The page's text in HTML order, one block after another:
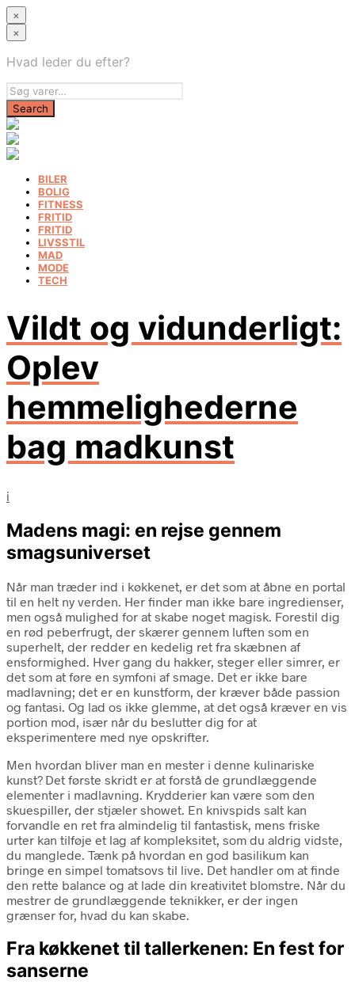
×
×
Hvad leder du efter?
BILER
BOLIG
FITNESS
FRITID
FRITID
LIVSSTIL
MAD
MODE
TECH
Vildt og vidunderligt:
Oplev
hemmelighederne
bag madkunst
i
Madens magi: en rejse gennem
smagsuniverset
Når man træder ind i køkkenet, er det som at åbne en portal
til en helt ny verden. Her finder man ikke bare ingredienser,
men også mulighed for at skabe noget magisk. Forestil dig
en rød peberfrugt, der skærer gennem luften som en
superhelt, der redder en kedelig ret fra skæbnen af
ensformighed. Hver gang du hakker, steger eller simrer, er
det som at føre en symfoni af smage. Det er ikke bare
madlavning; det er en kunstform, der kræver både passion
og fantasi. Og lad os ikke glemme, at det også kræver en vis
portion mod, især når du beslutter dig for at
eksperimentere med nye opskrifter.
Men hvordan bliver man en mester i denne kulinariske
kunst? Det første skridt er at forstå de grundlæggende
elementer i madlavning. Krydderier kan være som den
skuespiller, der stjæler showet. En knivspids salt kan
forvandle en ret fra almindelig til fantastisk, mens friske
urter kan tilføje et lag af kompleksitet, som du aldrig vidste,
du manglede. Tænk på hvordan en god basilikum kan
bringe en simpel tomatsovs til live. Det handler om at finde
den rette balance og at lade din kreativitet blomstre. Når du
mestrer de grundlæggende teknikker, er der ingen
grænser for, hvad du kan skabe.
Fra køkkenet til tallerkenen: En fest for
sanserne